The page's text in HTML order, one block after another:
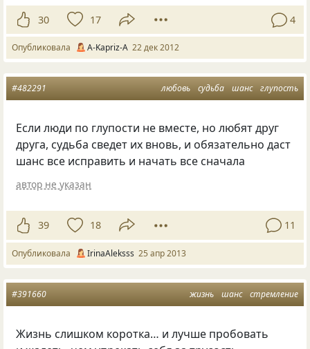
30 17 4
Опубликовала A-Kapriz-A 22 дек 2012
любовь судьба шанс глупость
#482291
Если люди по глупости не вместе, но любят друг
друга, судьба сведет их вновь, и обязательно даст
шанс все исправить и начать все сначала
автор не указан
39 18 11
Опубликовала IrinaAleksss 25 апр 2013
жизнь шанс стремление
#391660
Жизнь слишком коротка… и лучше пробовать